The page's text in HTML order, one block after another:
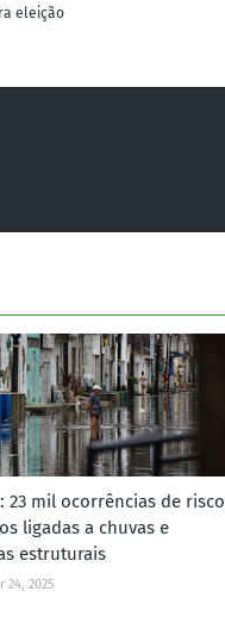
eleição
23 mil ocorrências de risco
ligadas a chuvas e
estruturais
24, 2025